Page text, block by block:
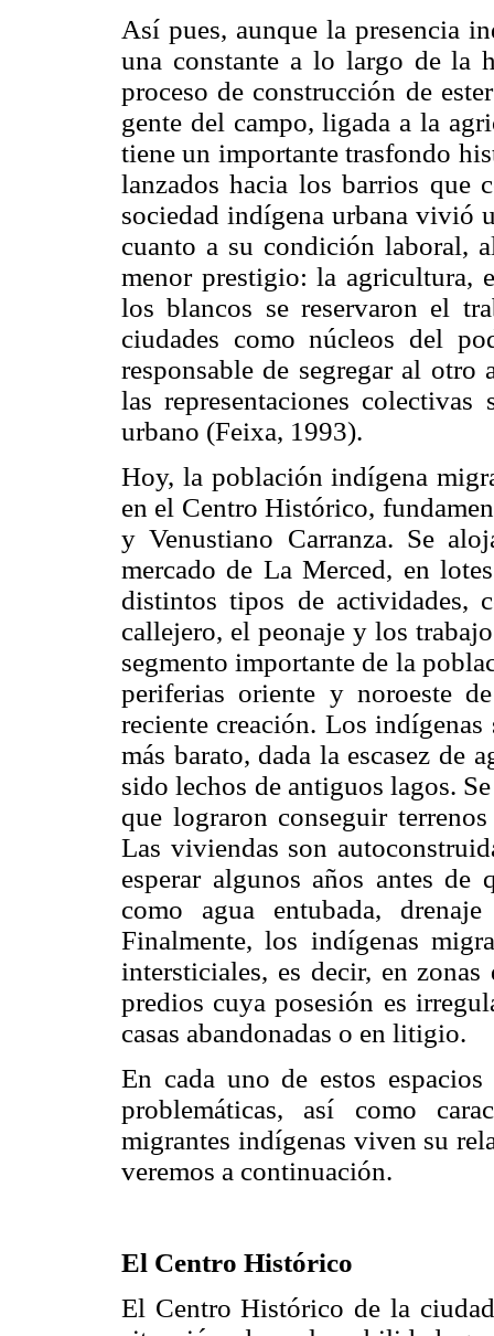
Así pues, aunque la presencia
una constante a lo largo de la
proceso de construcción de
gente del campo, ligada a la
tiene un importante trasfondo
lanzados hacia los barrios que
sociedad indígena urbana vivió
cuanto a su condición laboral,
menor prestigio: la agricultura,
los blancos se reservaron el
ciudades como núcleos del
responsable de segregar al
las representaciones
urbano (Feixa, 1993).
Hoy, la población indígena
en el Centro Histórico,
y Venustiano Carranza. Se
mercado de La Merced, en
distintos tipos de actividades,
callejero, el peonaje y los
segmento importante de la
periferias oriente y noroeste
reciente creación. Los
más barato, dada la escasez de
sido lechos de antiguos lagos.
que lograron conseguir
Las viviendas son
esperar algunos años antes de
como agua entubada,
Finalmente, los indígenas
intersticiales, es decir, en
predios cuya posesión es
casas abandonadas o en litigio.
En cada uno de estos
problemáticas, así como
migrantes indígenas viven su
veremos a continuación.
El Centro Histórico
El Centro Histórico de la